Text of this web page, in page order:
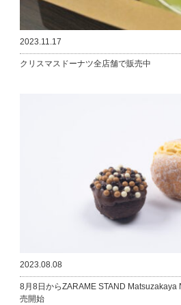
2023.11.17
クリスマスドーナツ全店舗で販売中
2023.08.08
8月8日からZARAME STAND
売開始